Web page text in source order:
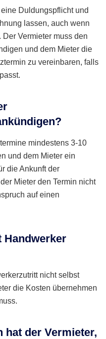
Duldungspflicht und
lassen, auch wenn
Vermieter muss den
und dem Mieter die
zu vereinbaren, falls
mindestens 3-10
und dem Mieter ein
die Ankunft der
Mieter den Termin nicht
auf einen
Handwerker
nicht selbst
die Kosten übernehmen
hat der Vermieter,